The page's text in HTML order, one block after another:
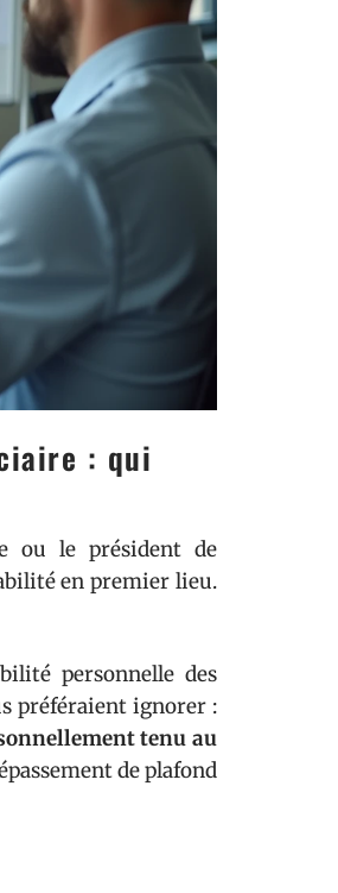
: qui
ou le président de
en premier lieu.
personnelle des
préféraient ignorer :
tenu au
de plafond